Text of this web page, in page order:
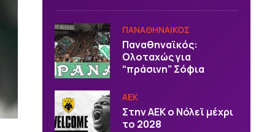
ΠΑΝΑΘΗΝΑΙΚΟΣ
Παναθηναϊκός:
Ολοταχώς για
“πράσινη” Σόφια
ΑΕΚ
Στην ΑΕΚ ο Νόλεϊ μέχρι
το 2028